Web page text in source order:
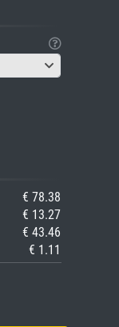
€ 78.38
€ 13.27
€ 43.46
€ 1.11